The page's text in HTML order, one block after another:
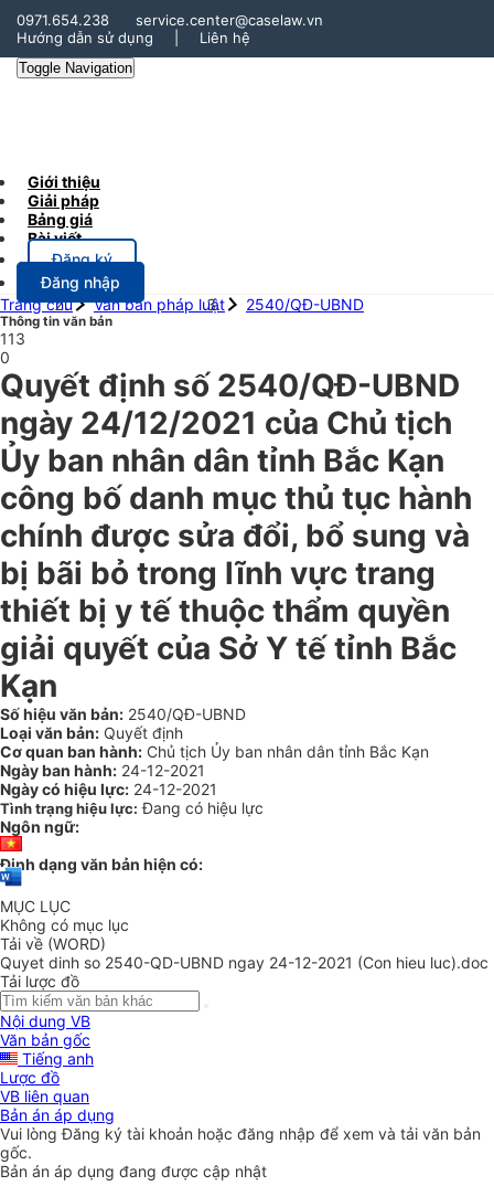
0971.654.238
service.center@caselaw.vn
Hướng dẫn sử dụng
Liên hệ
Toggle Navigation
Giới thiệu
Giải pháp
Bảng giá
Bài viết
Đăng ký
Đăng nhập
Trang chủ
Văn bản pháp luật 2540/QĐ-UBND
Thông tin văn bản
113
0
Quyết định số 2540/QĐ-UBND
ngày 24/12/2021 của Chủ tịch
Ủy ban nhân dân tỉnh Bắc Kạn
công bố danh mục thủ tục hành
chính được sửa đổi, bổ sung và
bị bãi bỏ trong lĩnh vực trang
thiết bị y tế thuộc thẩm quyền
giải quyết của Sở Y tế tỉnh Bắc
Kạn
Số hiệu văn bản: 2540/QĐ-UBND
Loại văn bản: Quyết định
Cơ quan ban hành: Chủ tịch Ủy ban nhân dân tỉnh Bắc Kạn
Ngày ban hành: 24-12-2021
Ngày có hiệu lực: 24-12-2021
Tình trạng hiệu lực: Đang có hiệu lực
Ngôn ngữ:
Định dạng văn bản hiện có:
MỤC LỤC
Không có mục lục
Tải về (WORD)
Quyet dinh so 2540-QD-UBND ngay 24-12-2021 (Con hieu luc).doc
Tải lược đồ
Nội dung VB
Văn bản gốc
Tiếng anh
Lược đồ
VB liên quan
Bản án áp dụng
Vui lòngĐăng ký tài khoản hoặc đăng nhập để xem và tải văn bản
gốc.
Bản án áp dụng đang được cập nhật